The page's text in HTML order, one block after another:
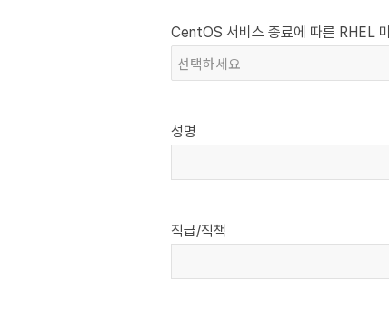
CentOS 서비스 종료에 따른 RHEL
성명
직급/직책